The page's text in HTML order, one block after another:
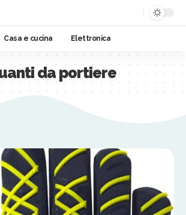
Casa e cucina Elettronica
da portiere